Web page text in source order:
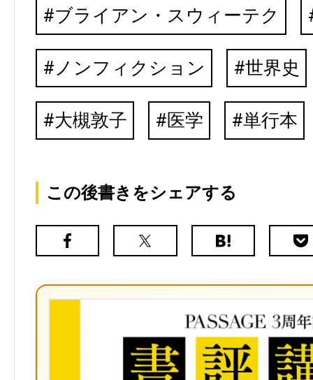
ブライアン・スウィーテク
ノンフィクション 世界史
大槻敦子 医学 単行本
この後書きをシェアする
Facebook
X（旧
は
ク
マ
ー
ク